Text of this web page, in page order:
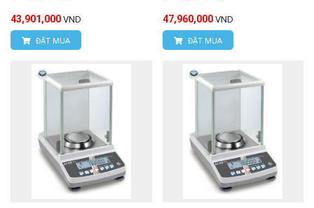
43,901,000 VND
ĐẶT MUA
47,960,000 VND
ĐẶT MUA